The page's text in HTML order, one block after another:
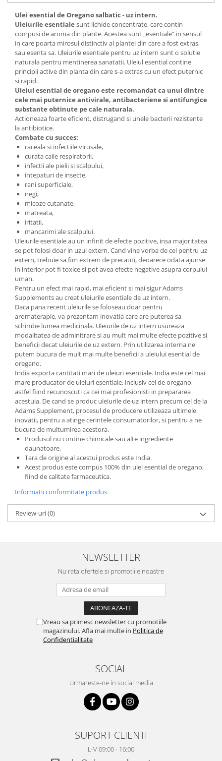
Ulei esential de Oregano salbatic - uz intern.
Uleiurile esentiale sunt lichide concentrate, care contin
compusi de aroma din plante. Acestea sunt „esentiale” in sensul
in care poarta mirosul distinctiv al plantei din care a fost extras,
sau esenta sa. Uleiurile esentiale pentru uz intern sunt o solutie
naturala pentru mentinerea sanatatii. Uleiul esential contine
principii active din planta din care s-a extras cu un efect puternic
si rapid.
Uleiul esential de oregano este recomandat ca unul dintre
cele mai puternice antivirale, antibacteriene si antifungice
substante obtinute pe cale naturala.
Actioneaza foarte eficient, distrugand si unele bacterii rezistente
la antibiotice.
Combate cu succes:
raceala si infectiile virusale,
curata caile respiratorii,
infectii ale pielii si scalpului,
intepaturi de insecte,
rani superficiale,
negi,
micoze cutanate,
matreata,
iritatii,
mancarimi ale scalpului.
Uleiurile esentiale au un infinit de efecte pozitive, insa majoritatea
se pot folosi doar in uzul extern. Cand vine vorba de cel pentru uz
extern, trebuie sa fim extrem de precauti, deoarece odata ajunse
in interior pot fi toxice si pot avea efecte negative asupra corpului
uman.
Pentru un efect mai rapid, mai eficient si mai sigur Adams
Supplements au creat uleiurile esentiale de uz intern.
Daca pana recent uleiurile se foloseau doar pentru
aromaterapie, va prezentam inovatia care are puterea sa
schimbe lumea medicinala. Uleiurile de uz intern usureaza
modalitatea de adminitrare si au mult mai multe efecte pozitive si
beneficii decat uleiurile de uz extern. Prin utilizarea interna ne
putem bucura de mult mai multe beneficii a uleiului esential de
oregano.
India exporta cantitati mari de uleiuri esentiale. India este cel mai
mare producator de uleiuri esentiale, inclusiv cel de oregano,
astfel fiind recunoscuti ca cei mai profesionisti in prepararea
acestuia. De cand se produc uleiurile de uz intern precum cel de la
Adams Supplement, procesul de producere utilizeaza ultimele
inovatii, pentru a atinge cerintele consumatorilor, si pentru a ne
bucura de multumirea acestora.
Produsul nu contine chimicale sau alte ingrediente
daunatoare.
Tara de origine al acestui produs este India.
Acest produs este compus 100% din ulei esential de oregano,
fiind de calitate farmaceutica.
Informatii conformitate produs
Review-uri(0)
NEWSLETTER
Nu rata ofertele si promotiile noastre
Vreau sa primesc newsletter cu promotiile
magazinului. Afla mai multe in Politica de
Confidentialitate
SOCIAL
Urmareste-ne in social media
SUPORT CLIENTI
L-V 09:00 - 16:00